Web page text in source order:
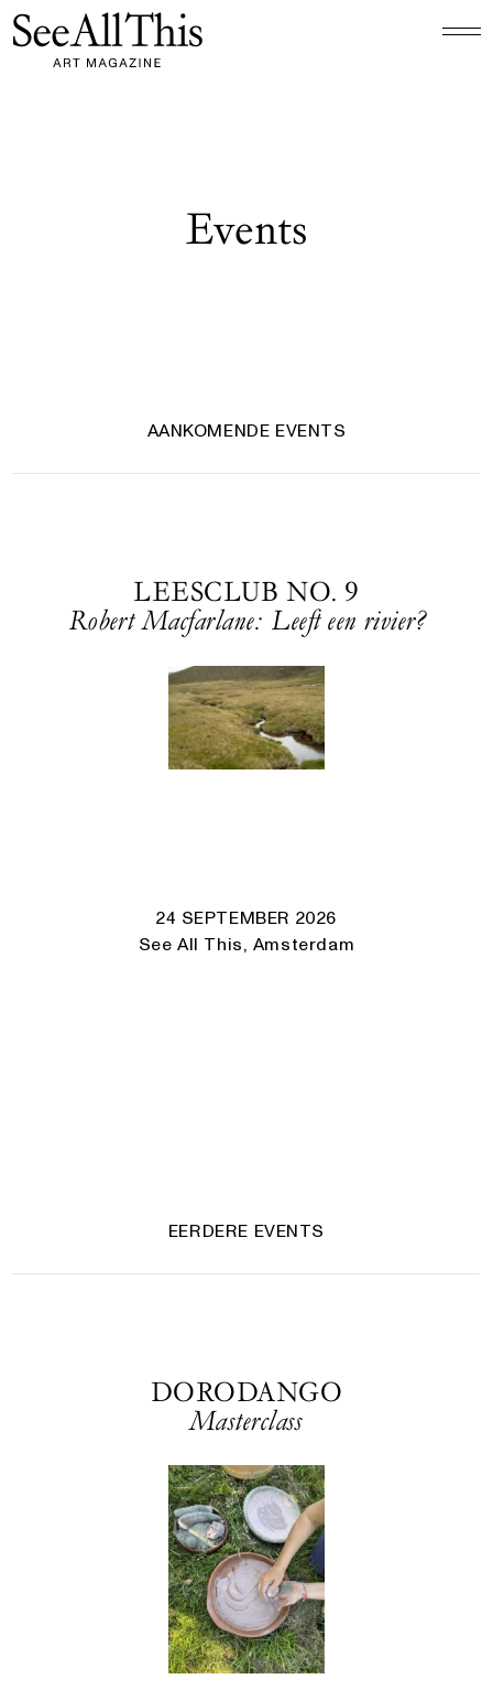
Logo See All This, linkt naar de homepage
Events
AANKOMENDE EVENTS
LEESCLUB NO. 9
Robert Macfarlane: Leeft een rivier?
24 SEPTEMBER 2026
See All This, Amsterdam
EERDERE EVENTS
DORODANGO
Masterclass